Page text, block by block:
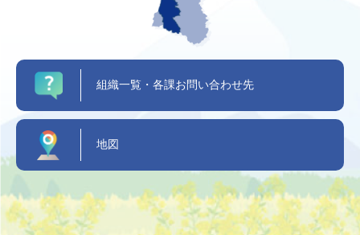
組織一覧・各課お問い合わせ先
地図